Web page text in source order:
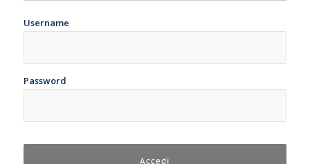
Username
Password